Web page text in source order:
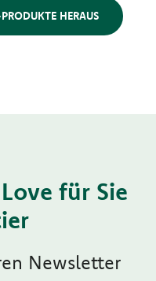
HERAUS
für Sie
Newsletter